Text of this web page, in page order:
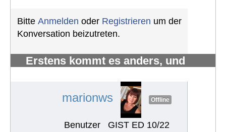
Bitte Anmelden oder Registrieren um der
Konversation beizutreten.
Erstens kommt es anders, und
marionws Offline
Benutzer
GIST ED 10/22